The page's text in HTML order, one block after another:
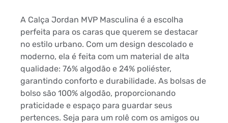
A Calça Jordan MVP Masculina é a escolha
perfeita para os caras que querem se destacar
no estilo urbano. Com um design descolado e
moderno, ela é feita com um material de alta
qualidade: 76% algodão e 24% poliéster,
garantindo conforto e durabilidade. As bolsas de
bolso são 100% algodão, proporcionando
praticidade e espaço para guardar seus
pertences. Seja para um rolê com os amigos ou